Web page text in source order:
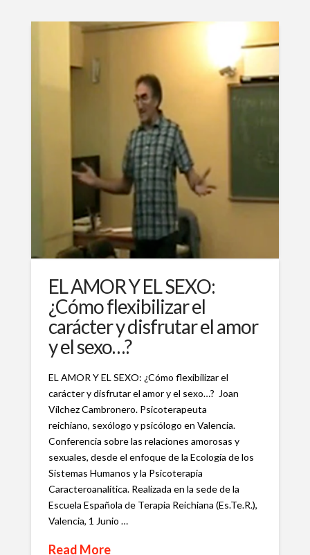
EL AMOR Y EL SEXO:
¿Cómo flexibilizar el
carácter y disfrutar el amor
y el sexo…?
EL AMOR Y EL SEXO: ¿Cómo flexibilizar el
carácter y disfrutar el amor y el sexo…? Joan
Vílchez Cambronero. Psicoterapeuta
reichiano, sexólogo y psicólogo en Valencia.
Conferencia sobre las relaciones amorosas y
sexuales, desde el enfoque de la Ecología de los
Sistemas Humanos y la Psicoterapia
Caracteroanalítica. Realizada en la sede de la
Escuela Española de Terapia Reichiana (Es.Te.R.),
Valencia, 1 Junio …
Read More